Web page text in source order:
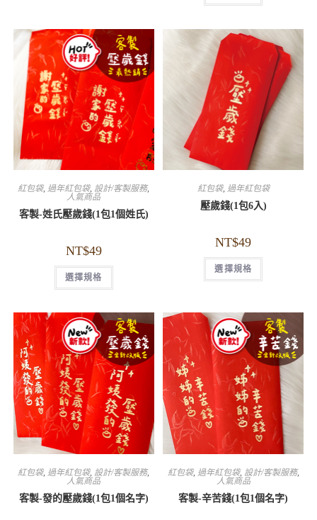
紅包袋, 過年紅包袋, 設計/客製服務,
人氣商品
客製-姓氏壓歲錢(1包1個姓氏)
NT$49
選擇規格
紅包袋, 過年紅包袋
壓歲錢(1包6入)
NT$49
選擇規格
紅包袋, 過年紅包袋, 設計/客製服務,
人氣商品
客製-發的壓歲錢(1包1個名字)
紅包袋, 過年紅包袋, 設計/客製服務,
人氣商品
客製-辛苦錢(1包1個名字)